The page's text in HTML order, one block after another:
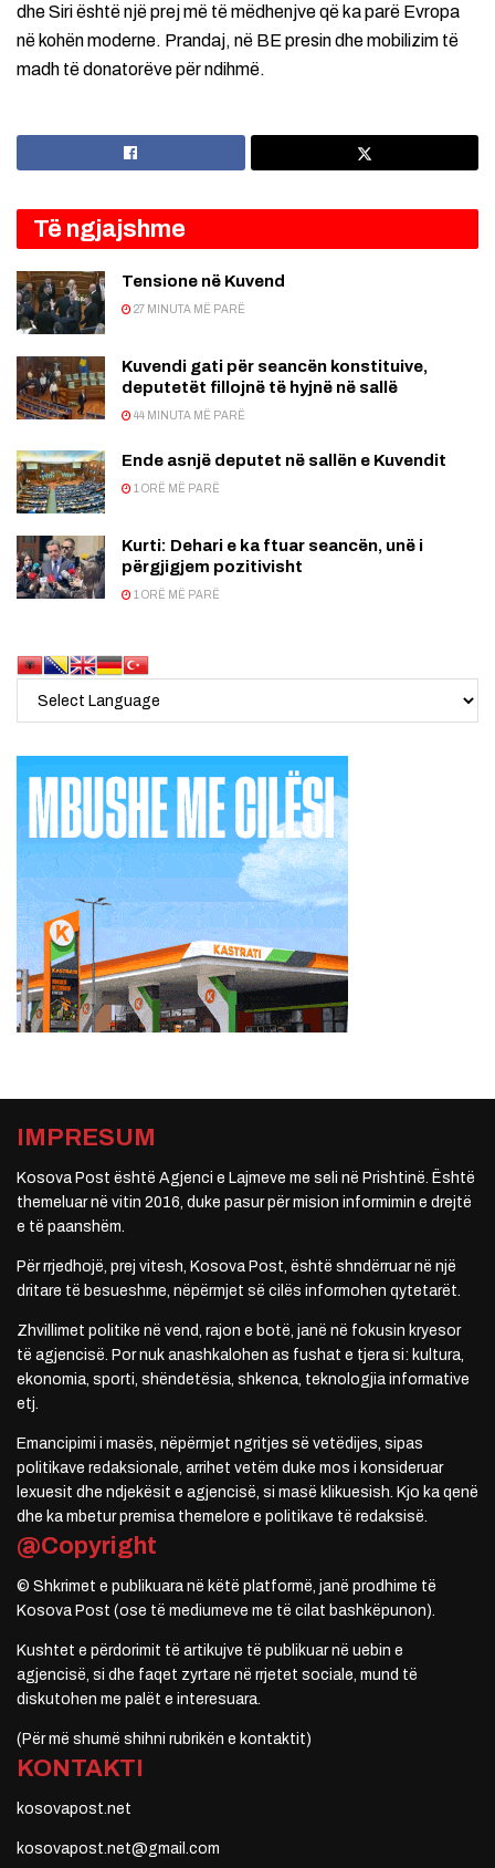
dhe Siri është një prej më të mëdhenjve që ka parë Evropa
në kohën moderne. Prandaj, në BE presin dhe mobilizim të
madh të donatorëve për ndihmë.
Të ngjajshme
Tensione në Kuvend
27 MINUTA MË PARË
Kuvendi gati për seancën konstituive,
deputetët fillojnë të hyjnë në sallë
44 MINUTA MË PARË
Ende asnjë deputet në sallën e Kuvendit
1 ORË MË PARË
Kurti: Dehari e ka ftuar seancën, unë i
përgjigjem pozitivisht
1 ORË MË PARË
IMPRESUM
Kosova Post është Agjenci e Lajmeve me seli në Prishtinë. Është
themeluar në vitin 2016, duke pasur për mision informimin e drejtë
e të paanshëm.
Për rrjedhojë, prej vitesh, Kosova Post, është shndërruar në një
dritare të besueshme, nëpërmjet së cilës informohen qytetarët.
Zhvillimet politike në vend, rajon e botë, janë në fokusin kryesor
të agjencisë. Por nuk anashkalohen as fushat e tjera si: kultura,
ekonomia, sporti, shëndetësia, shkenca, teknologjia informative
etj.
Emancipimi i masës, nëpërmjet ngritjes së vetëdijes, sipas
politikave redaksionale, arrihet vetëm duke mos i konsideruar
lexuesit dhe ndjekësit e agjencisë, si masë klikuesish. Kjo ka qenë
dhe ka mbetur premisa themelore e politikave të redaksisë.
@Copyright
© Shkrimet e publikuara në këtë platformë, janë prodhime të
Kosova Post (ose të mediumeve me të cilat bashkëpunon).
Kushtet e përdorimit të artikujve të publikuar në uebin e
agjencisë, si dhe faqet zyrtare në rrjetet sociale, mund të
diskutohen me palët e interesuara.
(Për më shumë shihni rubrikën e kontaktit)
KONTAKTI
kosovapost.net
kosovapost.net@gmail.com